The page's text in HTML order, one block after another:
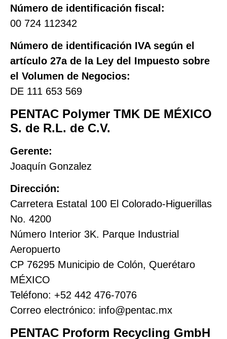
Número de identificación fiscal:
00 724 112342
Número de identificación IVA según el
artículo 27a de la Ley del Impuesto sobre
el Volumen de Negocios:
DE 111 653 569
PENTAC Polymer TMK DE MÉXICO
S. de R.L. de C.V.
Gerente:
Joaquín Gonzalez
Dirección:
Carretera Estatal 100 El Colorado-Higuerillas
No. 4200
Número Interior 3K. Parque Industrial
Aeropuerto
CP 76295 Municipio de Colón, Querétaro
MÉXICO
Teléfono: +52 442 476-7076
Correo electrónico: info@pentac.mx
PENTAC Proform Recycling GmbH